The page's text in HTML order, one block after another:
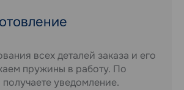
всех деталей заказа и его
пружины в работу. По
получаете уведомление.